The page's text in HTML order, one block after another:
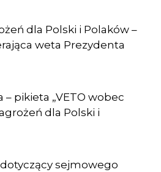
dla Polski i Polaków –
weta Prezydenta
– pikieta „VETO wobec
dla Polski i
sejmowego